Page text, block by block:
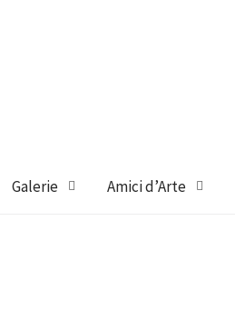
Galerie Amici d’Arte